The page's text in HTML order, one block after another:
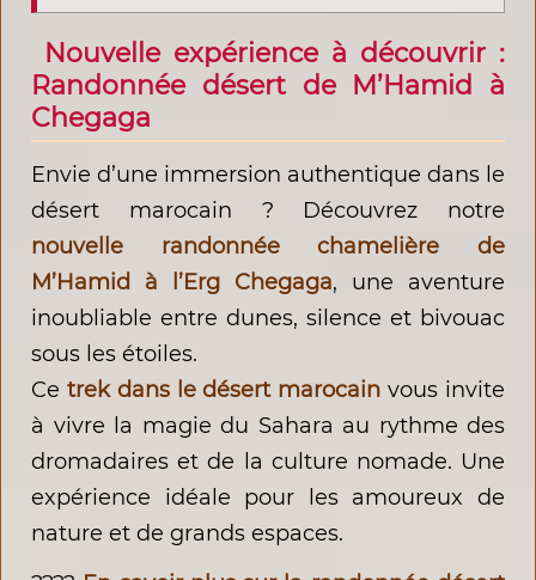
Nouvelle expérience à découvrir :
Randonnée désert de M’Hamid à
Chegaga
Envie d’une immersion authentique dans le
désert marocain ? Découvrez notre
nouvelle randonnée chamelière de
M’Hamid à l’Erg Chegaga, une aventure
inoubliable entre dunes, silence et bivouac
sous les étoiles.
Ce trek dans le désert marocain vous invite
à vivre la magie du Sahara au rythme des
dromadaires et de la culture nomade. Une
expérience idéale pour les amoureux de
nature et de grands espaces.